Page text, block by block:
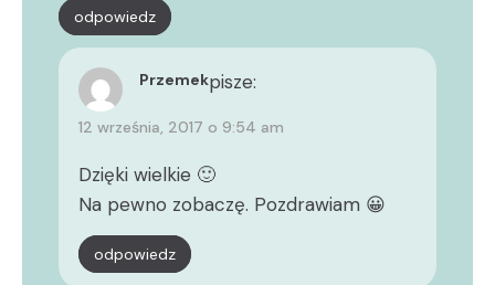
odpowiedz
Przemekpisze:
12 września, 2017 o 9:54 am
Dzięki wielkie 🙂
Na pewno zobaczę. Pozdrawiam 😀
odpowiedz